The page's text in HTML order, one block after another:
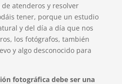
atenderos y resolver
tener, porque un estudio
y del día a día que nos
los fotógrafos, también
y algo desconocido para
fotográfica debe ser una